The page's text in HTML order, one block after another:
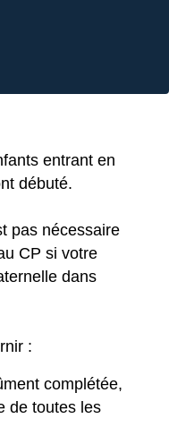
entrant en
débuté.
pas nécessaire
CP si votre
dans
:
complétée,
de toutes les